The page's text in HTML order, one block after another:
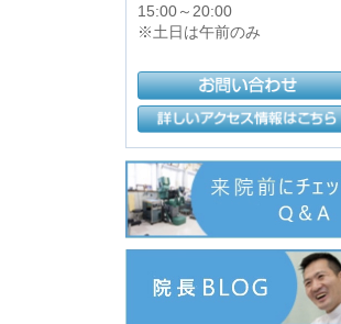
15:00～20:00
※土日は午前のみ